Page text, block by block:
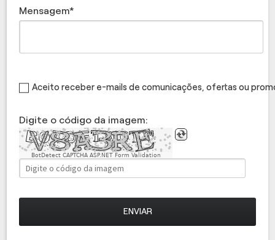
Mensagem
Aceito receber e-mails de comunicações, ofertas ou
Digite o código da imagem:
BotDetect CAPTCHA ASP.NET Form Validation
ENVIAR